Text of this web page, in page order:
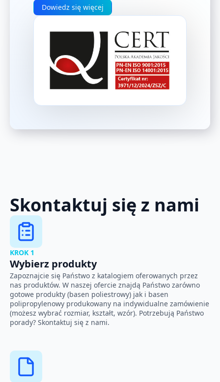
Dowiedz się więcej
Skontaktuj się z nami
KROK 1
Wybierz produkty
Zapoznajcie się Państwo z katalogiem oferowanych przez
nas produktów. W naszej ofercie znajdą Państwo zarówno
gotowe produkty (basen poliestrowy) jak i basen
polipropylenowy produkowany na indywidualne zamówienie
(możesz wybrać rozmiar, kształt, wzór). Potrzebują Państwo
porady? Skontaktuj się z nami.